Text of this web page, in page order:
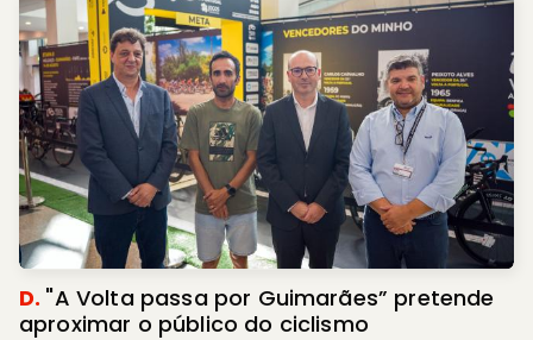
D. "A Volta passa por Guimarães” pretende
aproximar o público do ciclismo